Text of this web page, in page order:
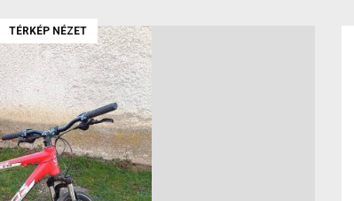
TÉRKÉP NÉZET